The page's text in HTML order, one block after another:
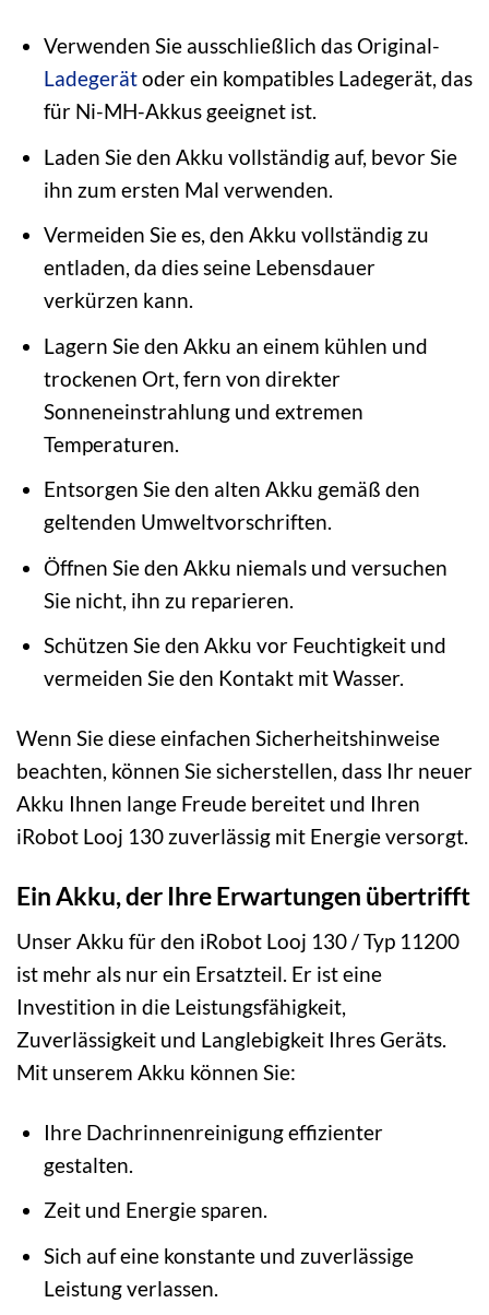
Verwenden Sie ausschließlich das Original-
Ladegerätoder ein kompatibles Ladegerät, das
für Ni-MH-Akkus geeignet ist.
Laden Sie den Akku vollständig auf, bevor Sie
ihn zum ersten Mal verwenden.
Vermeiden Sie es, den Akku vollständig zu
entladen, da dies seine Lebensdauer
verkürzen kann.
Lagern Sie den Akku an einem kühlen und
trockenen Ort, fern von direkter
Sonneneinstrahlung und extremen
Temperaturen.
Entsorgen Sie den alten Akku gemäß den
geltenden Umweltvorschriften.
Öffnen Sie den Akku niemals und versuchen
Sie nicht, ihn zu reparieren.
Schützen Sie den Akku vor Feuchtigkeit und
vermeiden Sie den Kontakt mit Wasser.
Wenn Sie diese einfachen Sicherheitshinweise
beachten, können Sie sicherstellen, dass Ihr neuer
Akku Ihnen lange Freude bereitet und Ihren
iRobot Looj 130 zuverlässig mit Energie versorgt.
Ein Akku, der Ihre Erwartungen übertrifft
Unser Akku für den iRobot Looj 130 / Typ 11200
ist mehr als nur ein Ersatzteil. Er ist eine
Investition in die Leistungsfähigkeit,
Zuverlässigkeit und Langlebigkeit Ihres Geräts.
Mit unserem Akku können Sie:
Ihre Dachrinnenreinigung effizienter
gestalten.
Zeit und Energie sparen.
Sich auf eine konstante und zuverlässige
Leistung verlassen.